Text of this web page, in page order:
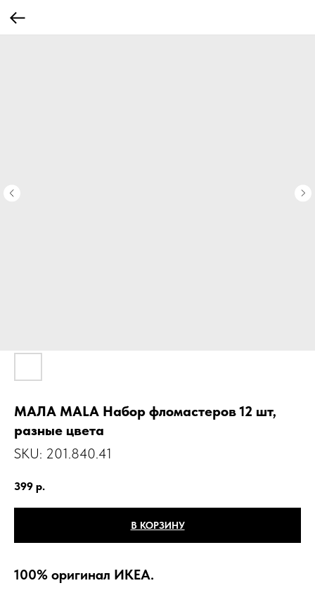
МАЛА MАLA Набор фломастеров 12 шт,
разные цвета
SKU: 201.840.41
399 р.
В КОРЗИНУ
100% оригинал ИКЕА.